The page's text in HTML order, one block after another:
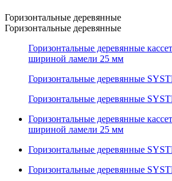
Горизонтальные деревянные
Горизонтальные деревянные
Горизонтальные деревянные
шириной ламели 25 мм
Горизонтальные деревянные
Горизонтальные деревянные
Горизонтальные деревянные
шириной ламели 25 мм
Горизонтальные деревянные
Горизонтальные деревянные